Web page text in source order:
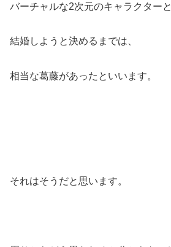
バーチャルな2次元のキャラクターと
結婚しようと決めるまでは、
相当な葛藤があったといいます。
それはそうだと思います。